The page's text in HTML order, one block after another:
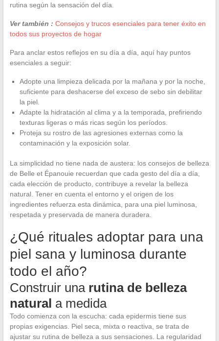
rutina según la sensación del día.
Ver también : Consejos y trucos esenciales para tener éxito en
todos sus proyectos de hogar
Para anclar estos reflejos en su día a día, aquí hay puntos
esenciales a seguir:
Adopte una limpieza delicada por la mañana y por la noche,
suficiente para deshacerse del exceso de sebo sin debilitar
la piel.
Adapte la hidratación al clima y a la temporada, prefiriendo
texturas ligeras o más ricas según los períodos.
Proteja su rostro de las agresiones externas como la
contaminación y la exposición solar.
La simplicidad no tiene nada de austera: los consejos de belleza
de Belle et Épanouie recuerdan que cada gesto del día a día,
cada elección de producto, contribuye a revelar la belleza
natural. Tener en cuenta el entorno y el origen de los
ingredientes refuerza esta dinámica, para una piel luminosa,
respetada y preservada de manera duradera.
¿Qué rituales adoptar para una
piel sana y luminosa durante
todo el año?
Construir una rutina de belleza
natural a medida
Todo comienza con la escucha: cada epidermis tiene sus
propias exigencias. Piel seca, mixta o reactiva, se trata de
ajustar su rutina de belleza a sus sensaciones. La regularidad